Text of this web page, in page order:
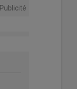
Publicité